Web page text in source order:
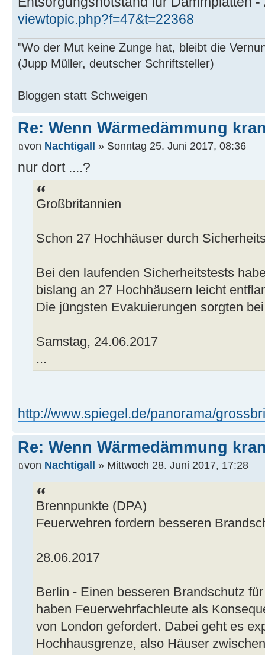
viewtopic.php?f=47&t=22368
"Wo der Mut keine Zunge hat, bleibt die
(Jupp Müller, deutscher Schriftsteller)
Bloggen statt Schweigen
Re: Wenn Wärmedämmung
von Nachtigall » Sonntag 25. Juni 2017, 08:36
nur dort ....?
Großbritannien
Schon 27 Hochhäuser durch
Bei den laufenden Sicherheitstests
bislang an 27 Hochhäusern leicht
Die jüngsten Evakuierungen sorgten
Samstag, 24.06.2017
...
http://www.spiegel.de/panorama/
Re: Wenn Wärmedämmung
von Nachtigall » Mittwoch 28. Juni 2017, 17:28
Brennpunkte (DPA)
Feuerwehren fordern besseren
28.06.2017
Berlin - Einen besseren Brandschutz
haben Feuerwehrfachleute als
von London gefordert. Dabei geht es
Hochhausgrenze, also Häuser